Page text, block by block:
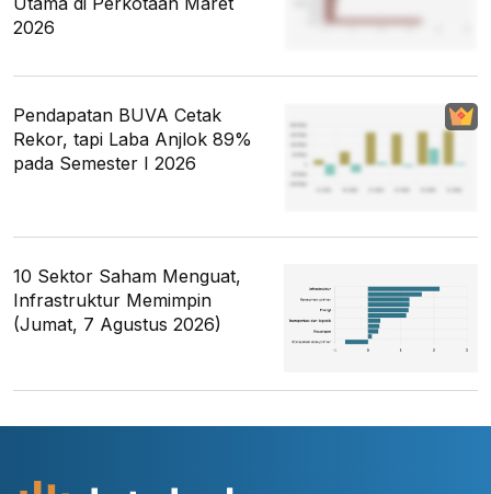
2026
Pendapatan BUVA Cetak
Rekor, tapi Laba Anjlok 89%
pada Semester I 2026
10 Sektor Saham Menguat,
Infrastruktur Memimpin
(Jumat, 7 Agustus 2026)